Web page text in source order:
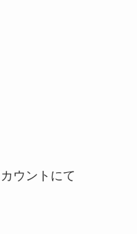
ウントにて